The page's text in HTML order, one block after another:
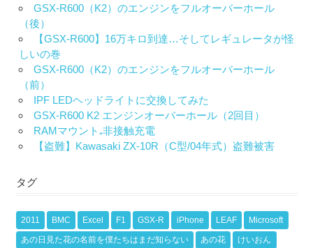
GSX-R600（K2）のエンジンをフルオーバーホール
（後）
【GSX-R600】16万キロ到達…そしてレギュレータが怪
しいの巻
GSX-R600（K2）のエンジンをフルオーバーホール
（前）
IPF LEDヘッドライトに交換してみた
GSX-R600 K2 エンジンオーバーホール（2回目）
RAMマウント₊非接触充電
【盗難】Kawasaki ZX-10R（C型/04年式）盗難被害
タグ
2011 BMC Excel F1 GSX-R iPhone LEAF Microsoft
あの日見た花の名前を僕たちはまだ知らない あの花 けいおん